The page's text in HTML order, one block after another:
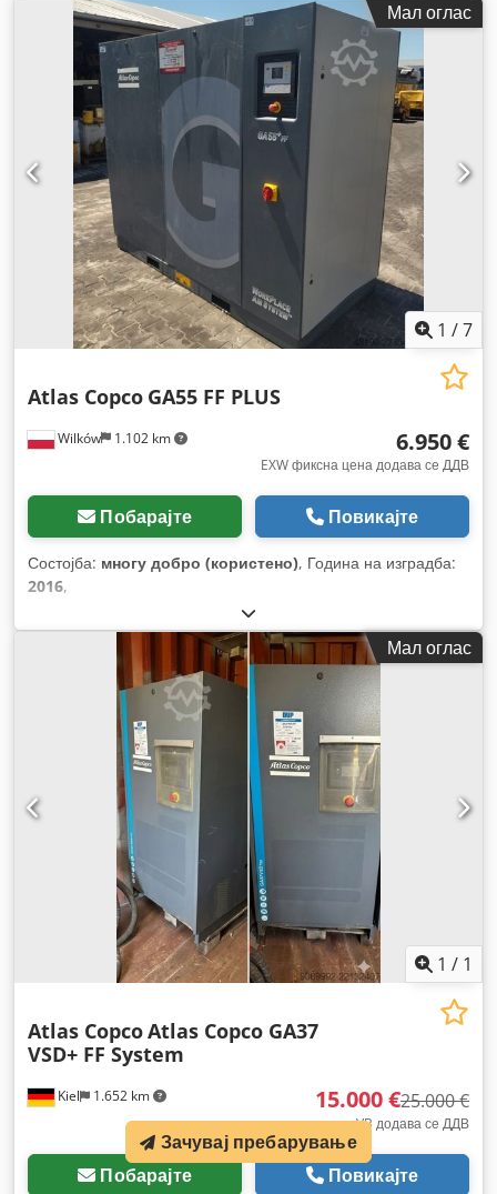
Мал оглас
1 /7
Wilków 1.102 km
Atlas Copco GA55 FF PLUS
6.950 €
EXW фиксна цена додава се ДДВ
Побарајте Повикајте
Состојба: многу добро (користено), Година на изградба:
2016,
Мал оглас
1 / 1
Kiel 1.652 km
Atlas CopcoAtlas Copco GA37
VSD+ FF System
15.000 €25.000 €
VB додава се ДДВ
Побарајте Повикајте
Зачувај пребарување